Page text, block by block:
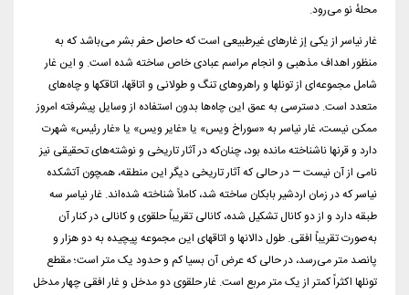
محلهٔ نو می‌رود.
غار نیاسر از یکی إز غارهای غیرطبیعی است که حاصل حفر بشر می‌باشد که به
منظور اهداف مذهبی و انجام مراسم عبادی خاص ساخته شده است. و این غار
شامل مجموعه‌ای از تونلها و راهروهای تنگ و طولانی و اتاقها، اتاقکها و چاه‌های
متعدد است. دسترسی به عمق این چاه‌ها بدون استفاده از وسایل پیشرفته امروز
ممکن نیست، غار نیاسر به «سوراخ ویس» یا «غایر ویس» یا «غار رئیس» شهرت
دارد و قرنها ناشناخته مانده بود، چنان‌که در آثار تاریخی و نوشته‌های تحقیقی نیز
نامی از آن نیست — در حالی که آثار تاریخی دیگر این منطقه، همچون آتشکده
نیاسر که در زمان اردشیر بابکان ساخته شد، کاملاً شناخته شده‌اند. غار نیاسر سه
طبقه دارد و از دو کانال تشکیل شده، کانالی تقریباً حلقوی و کانالی در کنار آن
به‌صورت تقریباً افقی. طول دالانها و اتاقهای این مجموعه پیچیده به دو هزار و
پانصد متر می‌رسد، در حالی که عرض آن بسیا کم و حدود یک متر است؛ مقطع
تونلها اکثراً کمتر از یک متر مربع است. غار حلقوی دو مدخل و غار افقی چهار مدخل